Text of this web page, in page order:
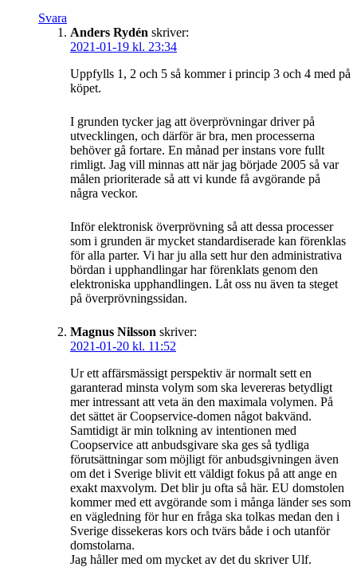
Svara
Anders Rydén skriver:
2021-01-19 kl. 23:34
Uppfylls 1, 2 och 5 så kommer i princip 3 och 4 med på
köpet.
I grunden tycker jag att överprövningar driver på
utvecklingen, och därför är bra, men processerna
behöver gå fortare. En månad per instans vore fullt
rimligt. Jag vill minnas att när jag började 2005 så var
målen prioriterade så att vi kunde få avgörande på
några veckor.
Inför elektronisk överprövning så att dessa processer
som i grunden är mycket standardiserade kan förenklas
för alla parter. Vi har ju alla sett hur den administrativa
bördan i upphandlingar har förenklats genom den
elektroniska upphandlingen. Låt oss nu även ta steget
på överprövningssidan.
Magnus Nilsson skriver:
2021-01-20 kl. 11:52
Ur ett affärsmässigt perspektiv är normalt sett en
garanterad minsta volym som ska levereras betydligt
mer intressant att veta än den maximala volymen. På
det sättet är Coopservice-domen något bakvänd.
Samtidigt är min tolkning av intentionen med
Coopservice att anbudsgivare ska ges så tydliga
förutsättningar som möjligt för anbudsgivningen även
om det i Sverige blivit ett väldigt fokus på att ange en
exakt maxvolym. Det blir ju ofta så här. EU domstolen
kommer med ett avgörande som i många länder ses som
en vägledning för hur en fråga ska tolkas medan den i
Sverige dissekeras kors och tvärs både i och utanför
domstolarna.
Jag håller med om mycket av det du skriver Ulf.